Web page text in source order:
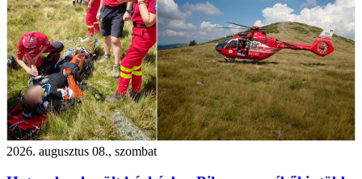
2026. augusztus 08., szombat